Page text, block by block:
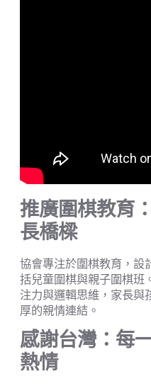
推廣圍棋教育
長橋樑
協會專注於圍棋教育，設
括兒童圍棋與親子圍棋班
注力與邏輯思維，家長與
厚的親情連結。
感謝台灣：每
熱情